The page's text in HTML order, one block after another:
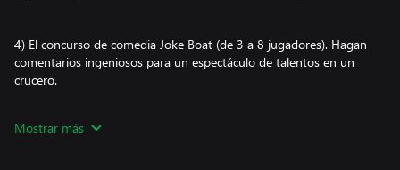
4) El concurso de comedia Joke Boat (de 3 a 8 jugadores). Hagan
comentarios ingeniosos para un espectáculo de talentos en un
crucero.
5) La excéntrica prueba de personalidad Role Models (de 3 a 6
Mostrar más